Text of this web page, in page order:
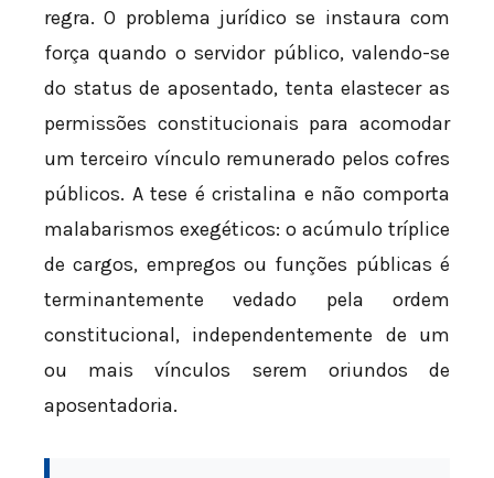
regra. O problema jurídico se instaura com
força quando o servidor público, valendo-se
do status de aposentado, tenta elastecer as
permissões constitucionais para acomodar
um terceiro vínculo remunerado pelos cofres
públicos. A tese é cristalina e não comporta
malabarismos exegéticos: o acúmulo tríplice
de cargos, empregos ou funções públicas é
terminantemente vedado pela ordem
constitucional, independentemente de um
ou mais vínculos serem oriundos de
aposentadoria.